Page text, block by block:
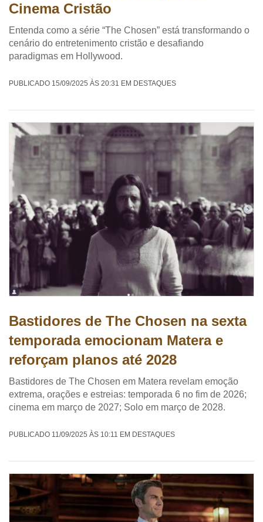
Cinema Cristão
Entenda como a série “The Chosen” está transformando o
cenário do entretenimento cristão e desafiando
paradigmas em Hollywood.
PUBLICADO 15/09/2025 ÀS 20:31 EM DESTAQUES
Bastidores de The Chosen na sexta
temporada emocionam Matera e
reforçam planos até 2028
Bastidores de The Chosen em Matera revelam emoção
extrema, orações e estreias: temporada 6 no fim de 2026;
cinema em março de 2027; Solo em março de 2028.
PUBLICADO 11/09/2025 ÀS 10:11 EM DESTAQUES